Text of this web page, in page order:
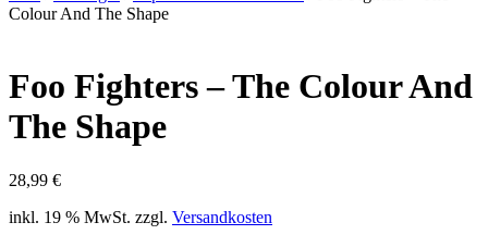
Colour And The Shape
Foo Fighters – The Colour And
The Shape
28,99 €
inkl. 19 % MwSt. zzgl. Versandkosten